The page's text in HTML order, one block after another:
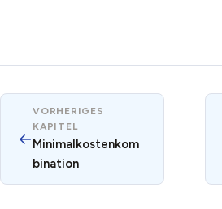
←
VORHERIGES
KAPITEL
Minimalkostenkom
bination